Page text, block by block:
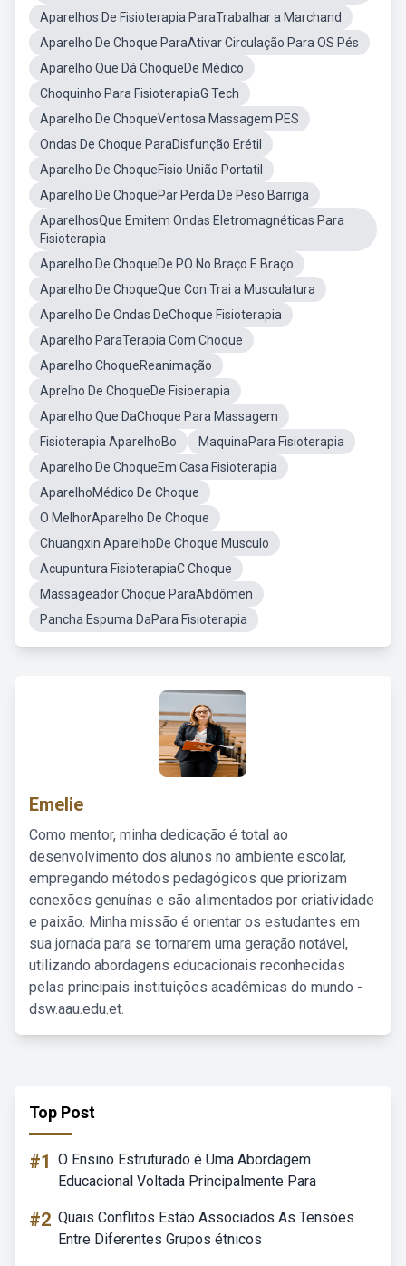
Aparelhos De Fisioterapia ParaTrabalhar a Marchand
Aparelho De Choque ParaAtivar Circulação Para OS Pés
Aparelho Que Dá ChoqueDe Médico
Choquinho Para FisioterapiaG Tech
Aparelho De ChoqueVentosa Massagem PES
Ondas De Choque ParaDisfunção Erétil
Aparelho De ChoqueFisio União Portatil
Aparelho De ChoquePar Perda De Peso Barriga
AparelhosQue Emitem Ondas Eletromagnéticas Para
Fisioterapia
Aparelho De ChoqueDe PO No Braço E Braço
Aparelho De ChoqueQue Con Trai a Musculatura
Aparelho De Ondas DeChoque Fisioterapia
Aparelho ParaTerapia Com Choque
Aparelho ChoqueReanimação
Aprelho De ChoqueDe Fisioerapia
Aparelho Que DaChoque Para Massagem
Fisioterapia AparelhoBo
MaquinaPara Fisioterapia
Aparelho De ChoqueEm Casa Fisioterapia
AparelhoMédico De Choque
O MelhorAparelho De Choque
Chuangxin AparelhoDe Choque Musculo
Acupuntura FisioterapiaC Choque
Massageador Choque ParaAbdômen
Pancha Espuma DaPara Fisioterapia
Emelie
Como mentor, minha dedicação é total ao
desenvolvimento dos alunos no ambiente escolar,
empregando métodos pedagógicos que priorizam
conexões genuínas e são alimentados por criatividade
e paixão. Minha missão é orientar os estudantes em
sua jornada para se tornarem uma geração notável,
utilizando abordagens educacionais reconhecidas
pelas principais instituições acadêmicas do mundo -
dsw.aau.edu.et.
Top Post
#1 O Ensino Estruturado é Uma Abordagem
Educacional Voltada Principalmente Para
#2 Quais Conflitos Estão Associados As Tensões
Entre Diferentes Grupos étnicos